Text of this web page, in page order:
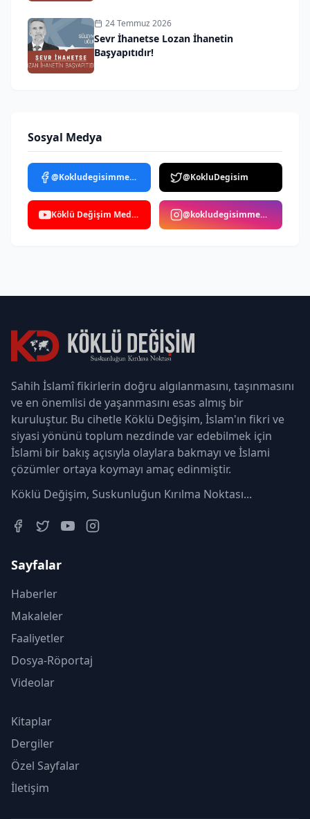
24 Temmuz 2026
Sevr İhanetse Lozan İhanetin
Başyapıtıdır!
Sosyal Medya
@Kokludegisimmedya @KokluDegisim
Köklü Değişim Medya @kokludegisimmedya
Sahih İslamî fikirlerin doğru algılanmasını, taşınmasını
ve en önemlisi de yaşanmasını esas almış bir
kuruluştur. Bu cihetle Köklü Değişim, İslam'ın fikri ve
siyasi yönünü toplum nezdinde var edebilmek için
İslami bir bakış açısıyla olaylara bakmayı ve İslami
çözümler ortaya koymayı amaç edinmiştir.
Köklü Değişim, Suskunluğun Kırılma Noktası...
Sayfalar
Haberler
Makaleler
Faaliyetler
Dosya-Röportaj
Videolar
Kitaplar
Dergiler
Özel Sayfalar
İletişim